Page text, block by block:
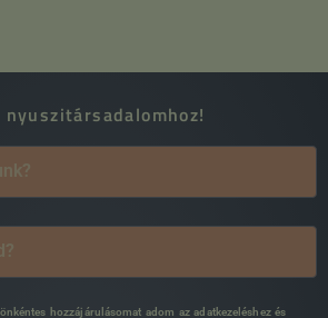
nyuszitársadalomhoz!
hozzájárulásomat adom az adatkezeléshez és